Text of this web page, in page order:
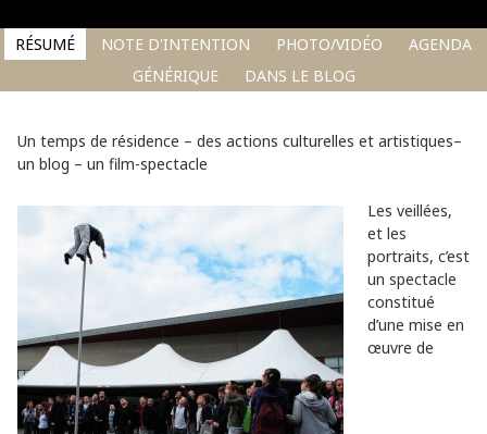
RÉSUMÉ NOTE D'INTENTION PHOTO/VIDÉO
AGENDA
GÉNÉRIQUE
DANS LE BLOG
Un temps de résidence – des actions culturelles et artistiques–
un blog – un film-spectacle
Les veillées,
et les
portraits, c’est
un spectacle
constitué
d’une mise en
œuvre de